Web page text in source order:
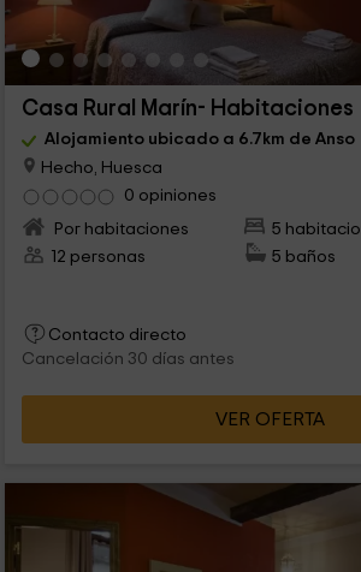
Casa Rural Marín- Habitaciones
Alojamiento ubicado a 6.7km de Anso
Hecho, Huesca
0 opiniones
Por habitaciones
5
12 personas
5 baños
Contacto directo
Cancelación 30 días antes
VER OFERTA